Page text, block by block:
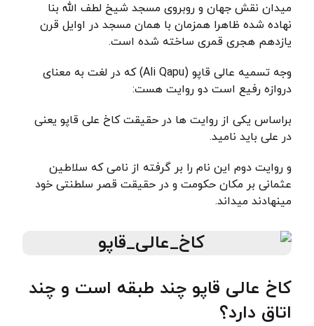
میدان نقش جهان و روبروی مسجد شیخ لطف الله بنا
نهاده شده ظاهرا همزمان با همان مسجد در اوایل قرن
یازدهم هجری قمری ساخته شده است.
وجه تسمیه عالی قاپو (Ali Qapu) که در لغت به معنای
دروازه رفیع است دو روایت هست:
براساس یکی از روایت ها در حقیقت کاخ علی قاپو یعنی
در علی باید نامید.
و روایت دوم این نام را بر گرفته از نامی که سلاطین
عثمانی بر مکان حکومت و در حقیقت قصر سلطنتی خود
مینهادند میداند.
کاخ عالی قاپو چند طبقه است و چند
اتاق دارد؟